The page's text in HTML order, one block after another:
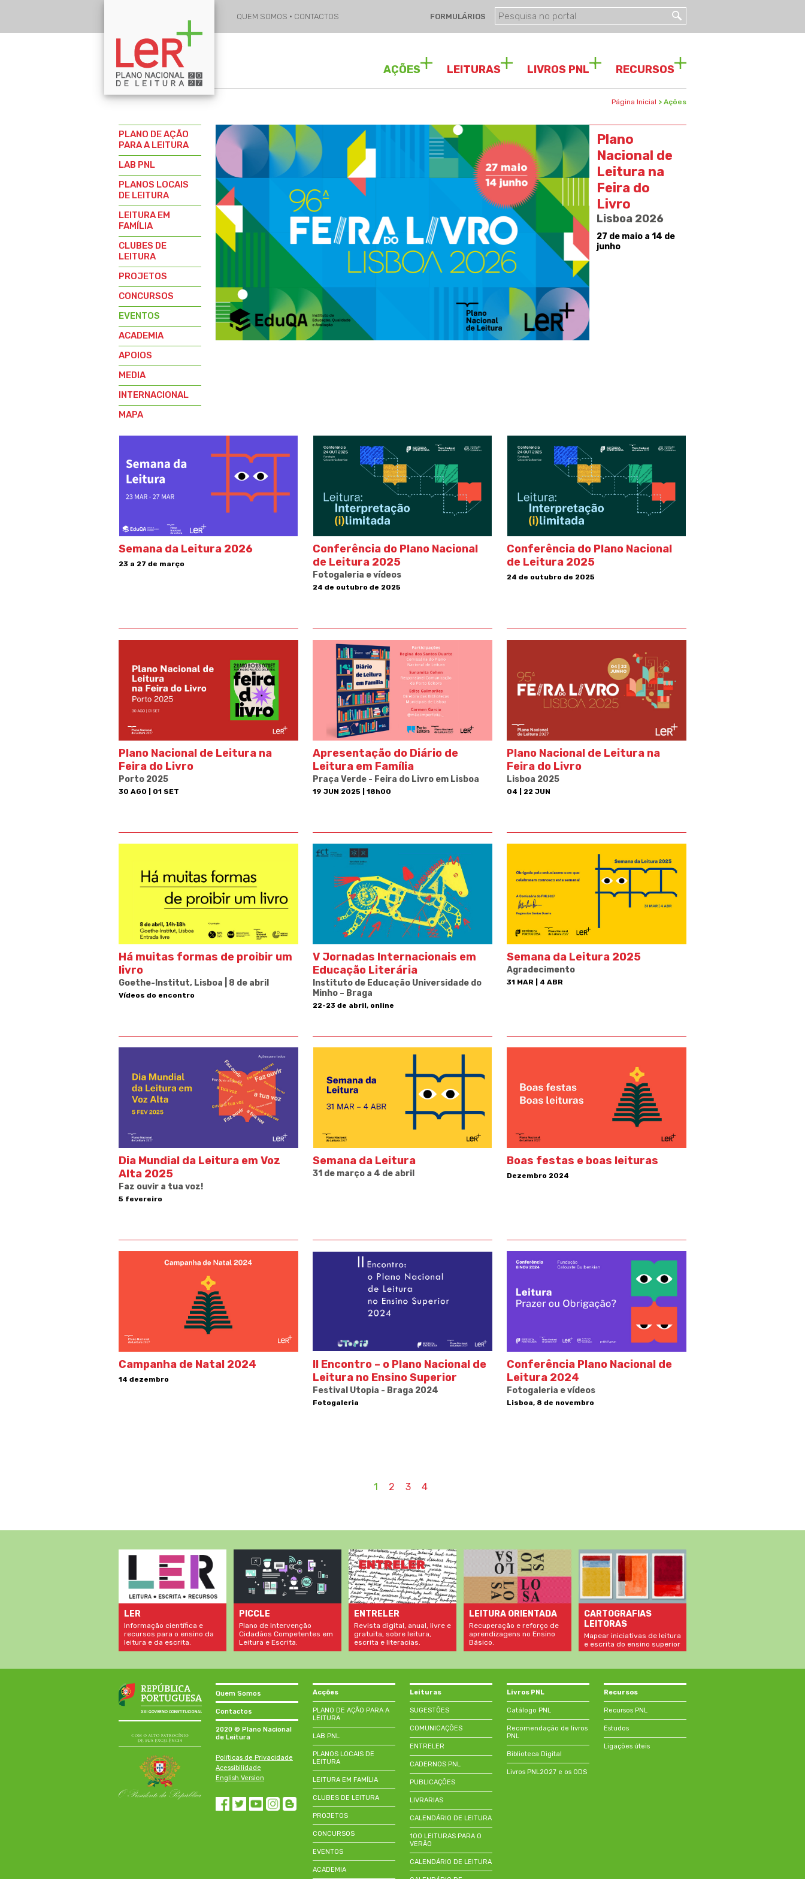
QUEM SOMOS · CONTACTOS FORMULÁRIOS
RECURSOS
LIVROS PNL
LEITURAS
AÇÕES
Página Inicial > Ações
PLANO DE AÇÃO
PARA A LEITURA
LAB PNL
PLANOS LOCAIS
DE LEITURA
LEITURA EM
FAMÍLIA
CLUBES DE
LEITURA
PROJETOS
CONCURSOS
EVENTOS
ACADEMIA
APOIOS
MEDIA
INTERNACIONAL
MAPA
Plano
Nacional de
Leitura na
Feira do
Livro
Lisboa 2026
27 de maio a 14 de
junho
Semana da Leitura 2026
23 a 27 de março
Conferência do Plano Nacional
de Leitura 2025
Fotogaleria e vídeos
24 de outubro de 2025
Conferência do Plano Nacional
de Leitura 2025
24 de outubro de 2025
Plano Nacional de Leitura na
Feira do Livro
Porto 2025
30 AGO | 01 SET
Apresentação do Diário de
Leitura em Família
Praça Verde - Feira do Livro em Lisboa
19 JUN 2025 | 18h00
Plano Nacional de Leitura na
Feira do Livro
Lisboa 2025
04 | 22 JUN
Há muitas formas de proibir um
livro
Goethe-Institut, Lisboa | 8 de abril
Vídeos do encontro
V Jornadas Internacionais em
Educação Literária
Instituto de Educação Universidade do
Minho – Braga
22-23 de abril, online
Semana da Leitura 2025
Agradecimento
31 MAR | 4 ABR
Dia Mundial da Leitura em Voz
Alta 2025
Faz ouvir a tua voz!
5 fevereiro
Semana da Leitura
31 de março a 4 de abril
Boas festas e boas leituras
Dezembro 2024
Campanha de Natal 2024
14 dezembro
II Encontro – o Plano Nacional de
Leitura no Ensino Superior
Festival Utopia - Braga 2024
Fotogaleria
Conferência Plano Nacional de
Leitura 2024
Fotogaleria e vídeos
Lisboa, 8 de novembro
1 2 3 4
LER
Informação científica e
recursos para o ensino da
leitura e da escrita.
PICCLE
Plano de Intervenção
Cidadãos Competentes em
Leitura e Escrita.
ENTRELER
Revista digital, anual, livre e
gratuita, sobre leitura,
escrita e literacias.
LEITURA ORIENTADA
Recuperação e reforço de
aprendizagens no Ensino
Básico.
CARTOGRAFIAS
LEITORAS
Mapear iniciativas de leitura
e escrita do ensino superior
Quem Somos
Contactos
2020 © Plano Nacional
de Leitura
Políticas de Privacidade
Acessibilidade
English Version
Acções
PLANO DE AÇÃO PARA A
LEITURA
LAB PNL
PLANOS LOCAIS DE
LEITURA
LEITURA EM FAMÍLIA
CLUBES DE LEITURA
PROJETOS
CONCURSOS
EVENTOS
ACADEMIA
Leituras
SUGESTÕES
COMUNICAÇÕES
ENTRELER
CADERNOS PNL
PUBLICAÇÕES
LIVRARIAS
CALENDÁRIO DE LEITURA
100 LEITURAS PARA O
VERÃO
CALENDÁRIO DE LEITURA
Livros PNL
Catálogo PNL
Recomendação de livros
PNL
Biblioteca Digital
Livros PNL2027 e os ODS
Recursos
Recursos PNL
Estudos
Ligações úteis